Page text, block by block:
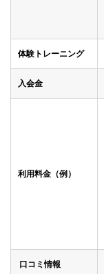
体験トレーニング
入会金
利用料金（例）
口コミ情報